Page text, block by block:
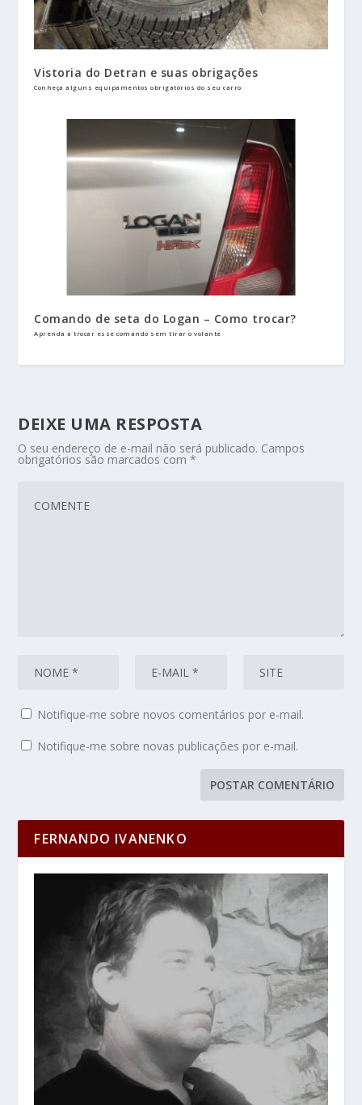
Vistoria do Detran e suas obrigações
Conheça alguns equipamentos obrigatórios do seu carro
Comando de seta do Logan – Como trocar?
Aprenda a trocar esse comando sem tirar o volante
DEIXE UMA RESPOSTA
O seu endereço de e-mail não será publicado. Campos
obrigatórios são marcados com*
Notifique-me sobre novos comentários por e-mail.
Notifique-me sobre novas publicações por e-mail.
FERNANDO IVANENKO